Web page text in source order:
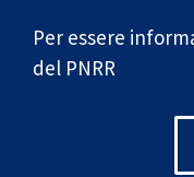
Per essere
del PNRR